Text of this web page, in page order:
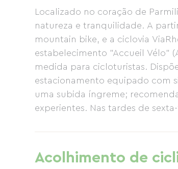
Localizado no coração de
natureza e tranquilidade. A
mountain bike, e a ciclovia
estabelecimento "Accueil Vélo"
medida para cicloturistas.
estacionamento equipado com
uma subida íngreme;
experientes. Nas tardes de
Acolhimento de